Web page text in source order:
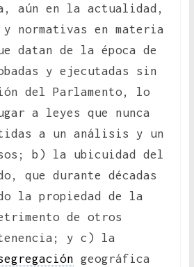
aún en la actualidad,
normativas en materia
datan de la época de
y ejecutadas sin
del Parlamento, lo
a leyes que nunca
a un análisis y un
b) la ubicuidad del
que durante décadas
la propiedad de la
de otros
tenencia; y c) la
geográfica